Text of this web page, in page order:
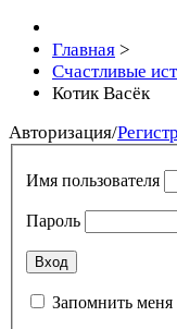
Главная >
Счастливые
Котик Васёк
Авторизация/
Имя пользователя
Пароль
Запомнить меня